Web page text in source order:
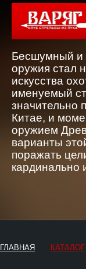
Бесшумный и
оружия стал
искусства
именуемый
значительно
Китае, и
оружием
варианты
поражать
кардинально
ГЛАВНАЯ КАТАЛОГ